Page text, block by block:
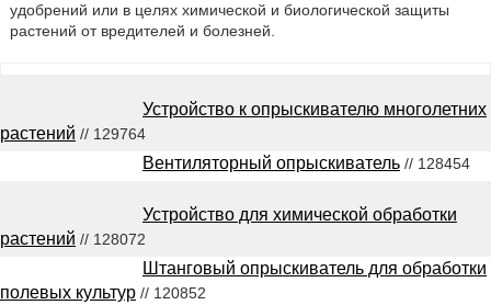
удобрений или в целях химической и биологической защиты
растений от вредителей и болезней.
Устройство к опрыскивателю многолетних
растений // 129764
Вентиляторный опрыскиватель // 128454
Устройство для химической обработки
растений // 128072
Штанговый опрыскиватель для обработки
полевых культур // 120852